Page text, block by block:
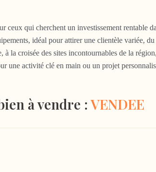
ceux qui cherchent un investissement rentable
idéal pour attirer une clientèle variée,
à la croisée des sites incontournables de la
une activité clé en main ou un projet
à vendre :VENDEE